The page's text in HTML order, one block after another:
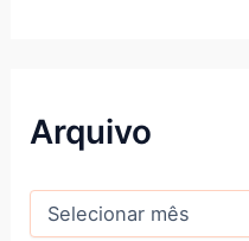
Arquivo